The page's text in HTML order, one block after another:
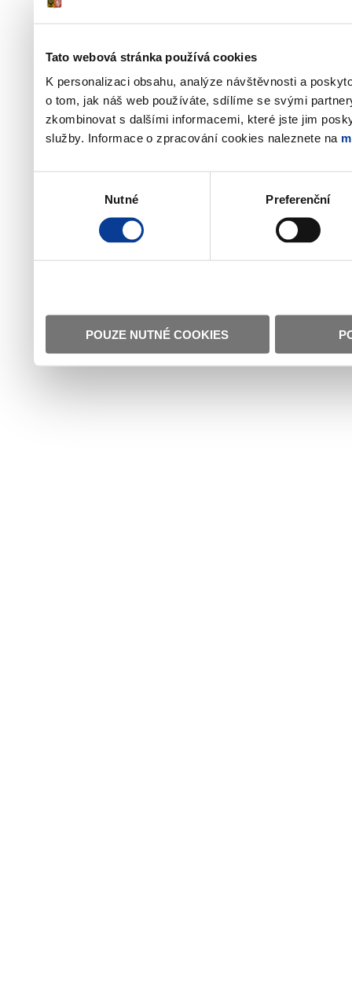
Tato webová stránka používá cookies
K personalizaci obsahu, analýze návštěvnosti a
o tom, jak náš web používáte, sdílíme se svými
zkombinovat s dalšími informacemi, které jste jim
služby. Informace o zpracování cookies naleznete na
Nutné Preferenční
POUZE NUTNÉ COOKIES